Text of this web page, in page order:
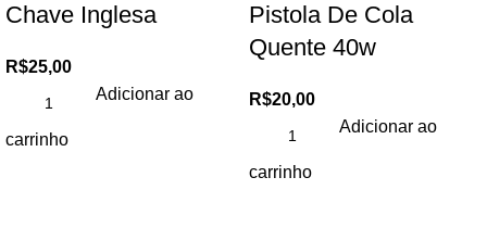
Chave Inglesa
R$25,00
Adicionar ao
carrinho
Pistola De Cola
Quente 40w
R$20,00
Adicionar ao
carrinho